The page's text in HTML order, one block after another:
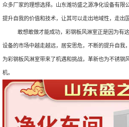
众多厂家的理想选择。山东潍坊盛之源净化设备有限
提升自我的价值和技术，让其可以走出地域性，走出国
敢想敢做才能成功，彩钢板风淋室正是因为有
设备的市场中越走越远，居安思危，不断的提升自我
为彩钢板风淋室带来了机遇和挑战，革新也为不锈钢
机。